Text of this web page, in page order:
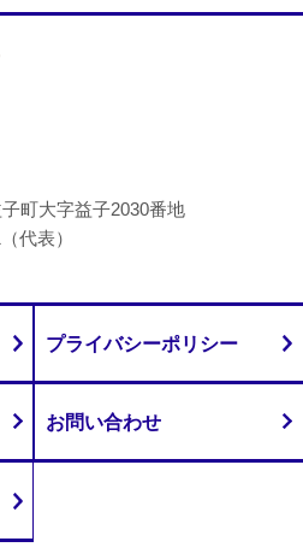
町大字益子2030番地
代表）
プライバシーポリシー
お問い合わせ